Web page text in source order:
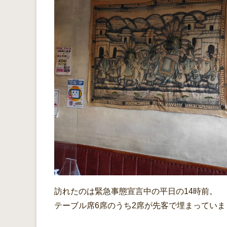
訪れたのは緊急事態宣言中の平日の14時前。
テーブル席6席のうち2席が先客で埋まってい